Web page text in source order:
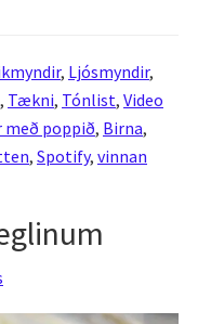
, Ljósmyndir,
, Tækni, Tónlist, Video
með poppið, Birna,
, Spotify, vinnan